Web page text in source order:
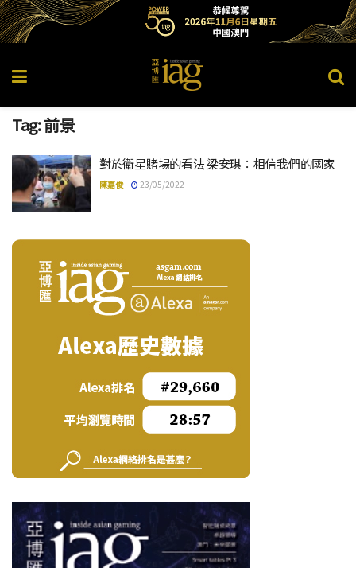
Tag:前景
對於衛星賭場的看法 梁安琪：相信我們的國家
陳嘉俊 23/05/2022